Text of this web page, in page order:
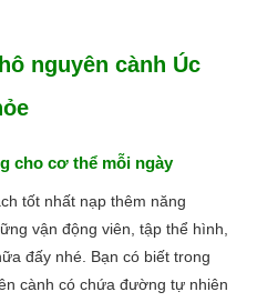
nguyên cành Úc
cho cơ thể mỗi ngày
tốt nhất nạp thêm năng
vận động viên, tập thể hình,
đấy nhé. Bạn có biết trong
cành có chứa đường tự nhiên